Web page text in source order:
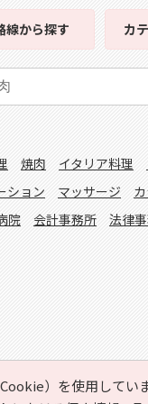
）を使用してい
線から探す カ
焼肉 イタリア料理
ション マッサージ
院 会計事務所 法律